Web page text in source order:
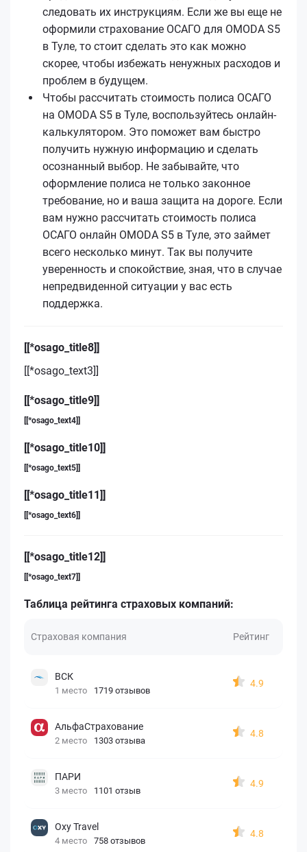
следовать их инструкциям. Если же вы еще не
оформили страхование ОСАГО для OMODA S5
в Туле, то стоит сделать это как можно
скорее, чтобы избежать ненужных расходов и
проблем в будущем.
Чтобы рассчитать стоимость полиса ОСАГО
на OMODA S5 в Туле, воспользуйтесь онлайн-
калькулятором. Это поможет вам быстро
получить нужную информацию и сделать
осознанный выбор. Не забывайте, что
оформление полиса не только законное
требование, но и ваша защита на дороге. Если
вам нужно рассчитать стоимость полиса
ОСАГО онлайн OMODA S5 в Туле, это займет
всего несколько минут. Так вы получите
уверенность и спокойствие, зная, что в случае
непредвиденной ситуации у вас есть
поддержка.
[[*osago_title8]]
[[*osago_text3]]
[[*osago_title9]]
[[*osago_text4]]
[[*osago_title10]]
[[*osago_text5]]
[[*osago_title11]]
[[*osago_text6]]
[[*osago_title12]]
[[*osago_text7]]
Таблица рейтинга страховых компаний:
Страховая компания Рейтинг
ВСК
1 место 1719 отзывов
4.9
АльфаСтрахование
2 место 1303 отзыва
4.8
ПАРИ
3 место 1101 отзыв
4.9
Oxy Travel
4 место 758 отзывов
4.8